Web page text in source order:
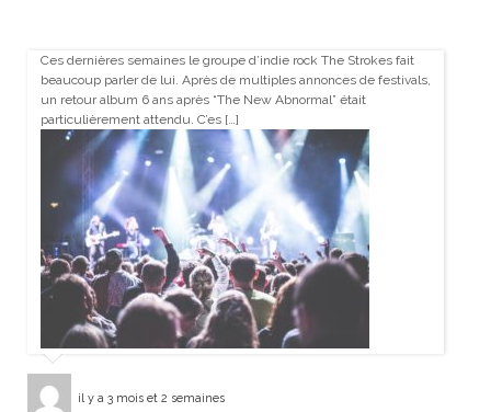
Ces dernières semaines le groupe d’indie rock The Strokes fait
beaucoup parler de lui. Après de multiples annonces de festivals,
un retour album 6 ans après “The New Abnormal” était
particulièrement attendu. C’es […]
il y a 3 mois et 2 semaines